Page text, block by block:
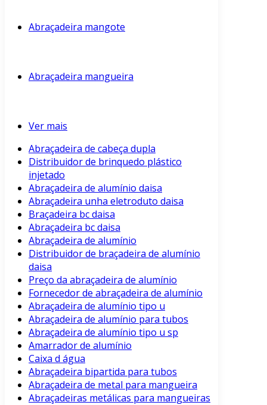
Abraçadeira mangote
Abraçadeira mangueira
Ver mais
Abraçadeira de cabeça dupla
Distribuidor de brinquedo plástico
injetado
Abraçadeira de alumínio daisa
Abraçadeira unha eletroduto daisa
Braçadeira bc daisa
Abraçadeira bc daisa
Abraçadeira de alumínio
Distribuidor de braçadeira de alumínio
daisa
Preço da abraçadeira de alumínio
Fornecedor de abraçadeira de alumínio
Abraçadeira de alumínio tipo u
Abraçadeira de alumínio para tubos
Abraçadeira de alumínio tipo u sp
Amarrador de alumínio
Caixa d água
Abraçadeira bipartida para tubos
Abraçadeira de metal para mangueira
Abraçadeiras metálicas para mangueiras